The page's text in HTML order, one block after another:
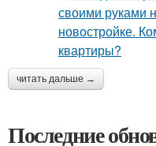
читать дальше →
Последние